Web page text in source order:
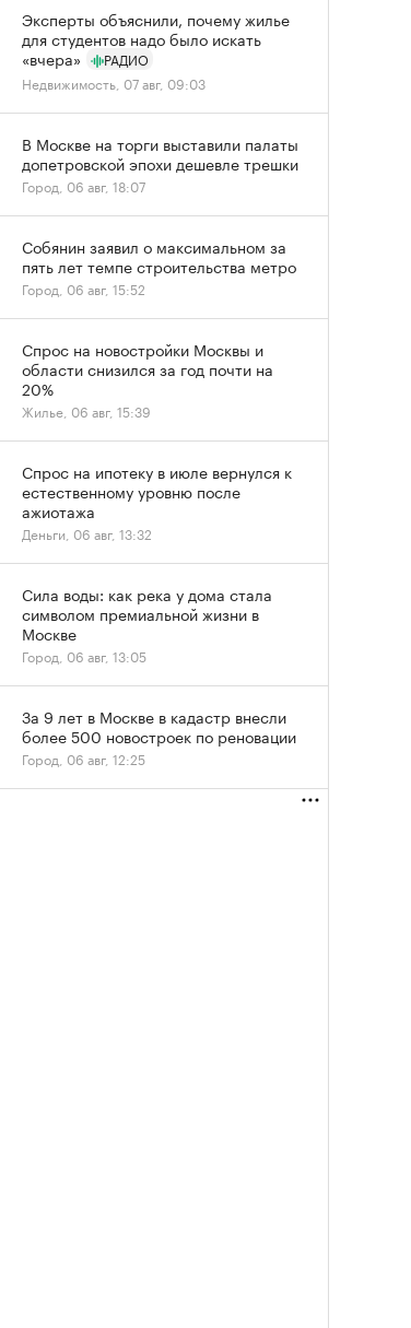
Эксперты объяснили, почему жилье
для студентов надо было искать
«вчера»
РАДИО
Недвижимость, 07 авг, 09:03
В Москве на торги выставили палаты
допетровской эпохи дешевле трешки
Город, 06 авг, 18:07
Собянин заявил о максимальном за
пять лет темпе строительства метро
Город, 06 авг, 15:52
Спрос на новостройки Москвы и
области снизился за год почти на
20%
Жилье, 06 авг, 15:39
Спрос на ипотеку в июле вернулся к
естественному уровню после
ажиотажа
Деньги, 06 авг, 13:32
Сила воды: как река у дома стала
символом премиальной жизни в
Москве
Город, 06 авг, 13:05
За 9 лет в Москве в кадастр внесли
более 500 новостроек по реновации
Город, 06 авг, 12:25